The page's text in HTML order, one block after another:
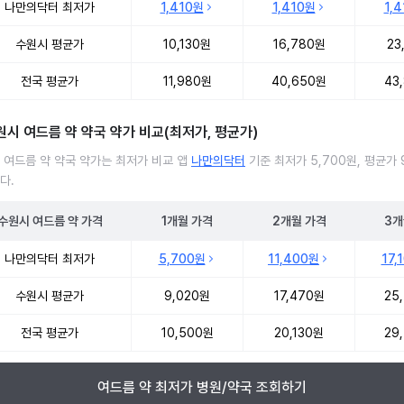
나만의닥터 최저가 1,410원 1,410원
수원시 평균가 10,130원 16,780원
전국 평균가 11,980원 40,650원
시 여드름 약 약국 약가 비교(최저가, 평균가)
여드름 약 약국 약가는 최저가 비교 앱 나만의닥터 기준 최저가 5,700원, 평균
.
원시 여드름 약가격 1개월 가격 2개월 가격 3
나만의닥터 최저가 5,700원 11,400원
수원시 평균가 9,020원 17,470원
전국 평균가 10,500원 20,130원
여드름 약 최저가 병원/약국 조회하기